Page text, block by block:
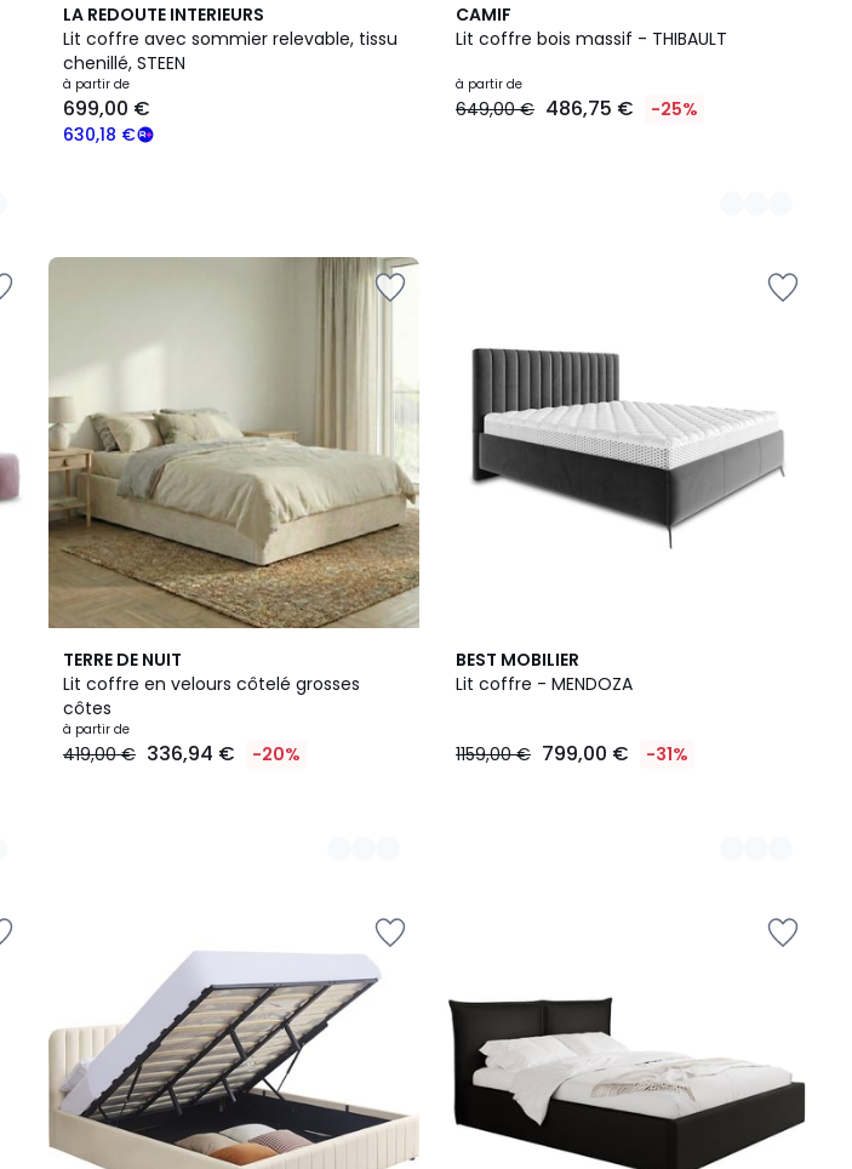
LA REDOUTE INTERIEURS
Lit coffre avec sommier relevable, tissu
chenillé, STEEN
à partir de
630,18 €
699,00 €
CAMIF
Lit coffre bois massif - THIBAULT
à partir de
649,00 € 486,75 € -25%
2
Couleurs
TERRE DE NUIT
Lit coffre en velours côtelé grosses
côtes
à partir de
419,00 € 336,94 € -20%
3
Couleurs
BEST MOBILIER
Lit coffre - MENDOZA
1159,00 € 799,00 € -31%
4
Couleurs